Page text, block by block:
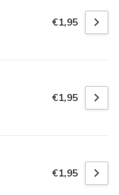
€1,95
€1,95
€1,95